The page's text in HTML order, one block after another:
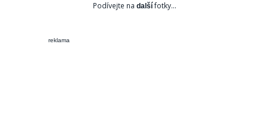
Podívejte na dalšífotky...
reklama